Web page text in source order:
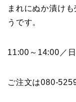
まれにぬか漬け
うです。
11:00～14:00／
ご注文は080-